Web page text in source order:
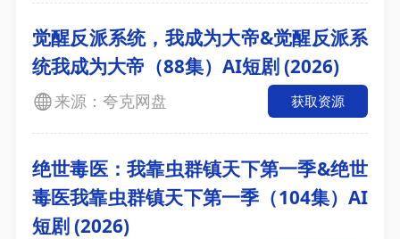
觉醒反派系统，我成为大帝&觉醒反派系
统我成为大帝（88集）AI短剧 (2026)
来源：夸克网盘 获取资源
绝世毒医：我靠虫群镇天下第一季&绝世
毒医我靠虫群镇天下第一季（104集）AI
短剧 (2026)